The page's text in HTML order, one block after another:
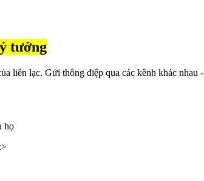
tưởng
liên lạc. Gửi thông điệp qua các kênh khác nhau -
họ